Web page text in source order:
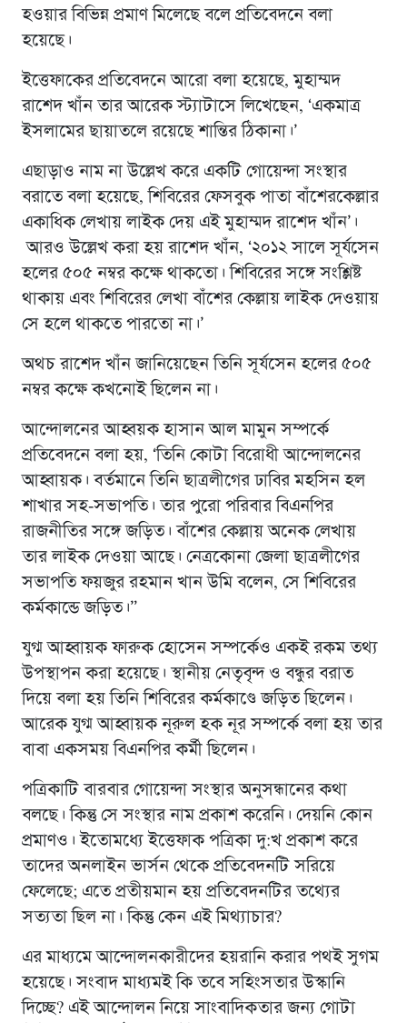
হওয়ার বিভিন্ন প্রমাণ মিলেছে বলে প্রতিবেদনে বলা
হয়েছে।
ইত্তেফাকের প্রতিবেদনে আরো বলা হয়েছে, মুহাম্মদ
রাশেদ খাঁন তার আরেক স্ট্যাটাসে লিখেছেন, ‘একমাত্র
ইসলামের ছায়াতলে রয়েছে শান্তির ঠিকানা।’
এছাড়াও নাম না উল্লেখ করে একটি গোয়েন্দা সংস্থার
বরাতে বলা হয়েছে, শিবিরের ফেসবুক পাতা বাঁশেরকেল্লার
একাধিক লেখায় লাইক দেয় এই মুহাম্মদ রাশেদ খাঁন’।
আরও উল্লেখ করা হয় রাশেদ খাঁন, ‘২০১২ সালে সূর্যসেন
হলের ৫০৫ নম্বর কক্ষে থাকতো। শিবিরের সঙ্গে সংশ্লিষ্ট
থাকায় এবং শিবিরের লেখা বাঁশের কেল্লায় লাইক দেওয়ায়
সে হলে থাকতে পারতো না।’
অথচ রাশেদ খাঁন জানিয়েছেন তিনি সূর্যসেন হলের ৫০৫
নম্বর কক্ষে কখনোই ছিলেন না।
আন্দোলনের আহ্বয়ক হাসান আল মামুন সম্পর্কে
প্রতিবেদনে বলা হয়, ‘তিনি কোটা বিরোধী আন্দোলনের
আহ্বায়ক। বর্তমানে তিনি ছাত্রলীগের ঢাবির মহসিন হল
শাখার সহ-সভাপতি। তার পুরো পরিবার বিএনপির
রাজনীতির সঙ্গে জড়িত। বাঁশের কেল্লায় অনেক লেখায়
তার লাইক দেওয়া আছে। নেত্রকোনা জেলা ছাত্রলীগের
সভাপতি ফয়জুর রহমান খান উমি বলেন, সে শিবিরের
কর্মকান্ডে জড়িত।”
যুগ্ম আহ্বায়ক ফারুক হোসেন সম্পর্কেও একই রকম তথ্য
উপস্থাপন করা হয়েছে। স্থানীয় নেতৃবৃন্দ ও বন্ধুর বরাত
দিয়ে বলা হয় তিনি শিবিরের কর্মকাণ্ডে জড়িত ছিলেন।
আরেক যুগ্ম আহ্বায়ক নূরুল হক নূর সম্পর্কে বলা হয় তার
বাবা একসময় বিএনপির কর্মী ছিলেন।
পত্রিকাটি বারবার গোয়েন্দা সংস্থার অনুসন্ধানের কথা
বলছে। কিন্তু সে সংস্থার নাম প্রকাশ করেনি। দেয়নি কোন
প্রমাণও। ইতোমধ্যে ইত্তেফাক পত্রিকা দু:খ প্রকাশ করে
তাদের অনলাইন ভার্সন থেকে প্রতিবেদনটি সরিয়ে
ফেলেছে; এতে প্রতীয়মান হয় প্রতিবেদনটির তথ্যের
সত্যতা ছিল না। কিন্তু কেন এই মিথ্যাচার?
এর মাধ্যমে আন্দোলনকারীদের হয়রানি করার পথই সুগম
হয়েছে। সংবাদ মাধ্যমই কি তবে সহিংসতার উস্কানি
দিচ্ছে? এই আন্দোলন নিয়ে সাংবাদিকতার জন্য গোটা